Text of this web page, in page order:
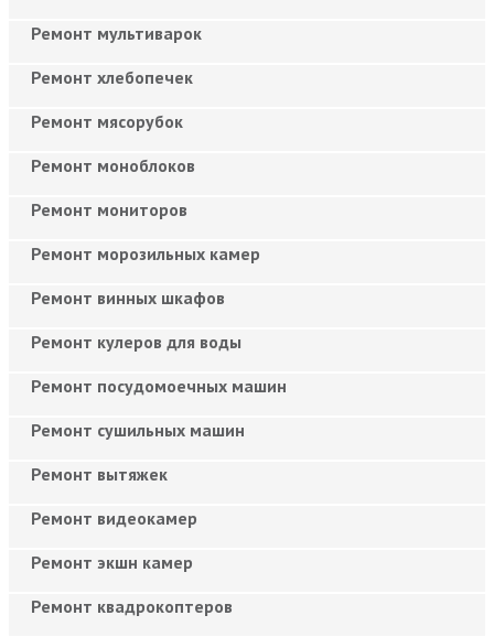
Ремонт мультиварок
Ремонт хлебопечек
Ремонт мясорубок
Ремонт моноблоков
Ремонт мониторов
Ремонт морозильных камер
Ремонт винных шкафов
Ремонт кулеров для воды
Ремонт посудомоечных машин
Ремонт сушильных машин
Ремонт вытяжек
Ремонт видеокамер
Ремонт экшн камер
Ремонт квадрокоптеров